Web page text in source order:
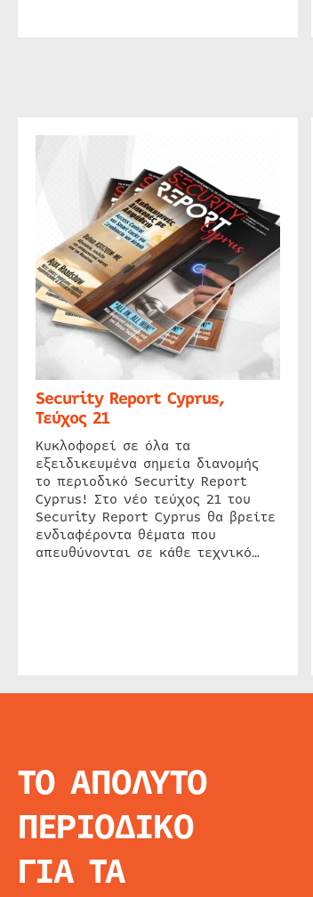
Security Report Cyprus,
Τεύχος 21
Κυκλοφορεί σε όλα τα
εξειδικευμένα σημεία διανομής
το περιοδικό Security Report
Cyprus! Στο νέο τεύχος 21 του
Security Report Cyprus θα βρείτε
ενδιαφέροντα θέματα που
απευθύνονται σε κάθε τεχνικό…
ΤΟ ΑΠΟΛΥΤΟ
ΠΕΡΙΟΔΙΚΟ
ΓΙΑ ΤΑ